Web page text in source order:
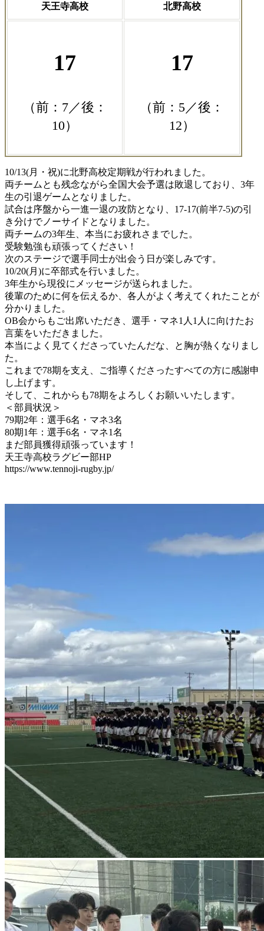
天王寺高校 北野高校
17
（前：7／後：
10）
17
（前：5／後：
12）
10/13(月・祝)に北野高校定期戦が行われました。
両チームとも残念ながら全国大会予選は敗退しており、3年
生の引退ゲームとなりました。
試合は序盤から一進一退の攻防となり、17-17(前半7-5)の引
き分けでノーサイドとなりました。
両チームの3年生、本当にお疲れさまでした。
受験勉強も頑張ってください！
次のステージで選手同士が出会う日が楽しみです。
10/20(月)に卒部式を行いました。
3年生から現役にメッセージが送られました。
後輩のために何を伝えるか、各人がよく考えてくれたことが
分かりました。
OB会からもご出席いただき、選手・マネ1人1人に向けたお
言葉をいただきました。
本当によく見てくださっていたんだな、と胸が熱くなりまし
た。
これまで78期を支え、ご指導くださったすべての方に感謝申
し上げます。
そして、これからも78期をよろしくお願いいたします。
＜部員状況＞
79期2年：選手6名・マネ3名
80期1年：選手6名・マネ1名
まだ部員獲得頑張っています！
天王寺高校ラグビー部HP
https://www.tennoji-rugby.jp/